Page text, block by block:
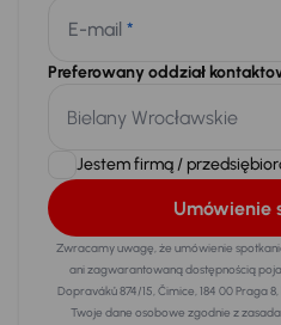
E-mail *
Preferowany oddział
Jestem firmą /
Umówienie
Zwracamy uwagę, że umówienie
ani zagwarantowaną dostępnością
Dopraváků 874/15, Čimice, 184 00
Twoje dane osobowe zgodnie z